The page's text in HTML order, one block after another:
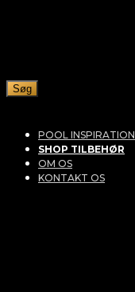
Søg
POOL INSPIRATION
SHOP TILBEHØR
OM OS
KONTAKT OS